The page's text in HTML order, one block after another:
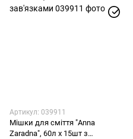
Артикул: 039911
Мішки для сміття "Anna
Zaradna", 60л х 15шт з